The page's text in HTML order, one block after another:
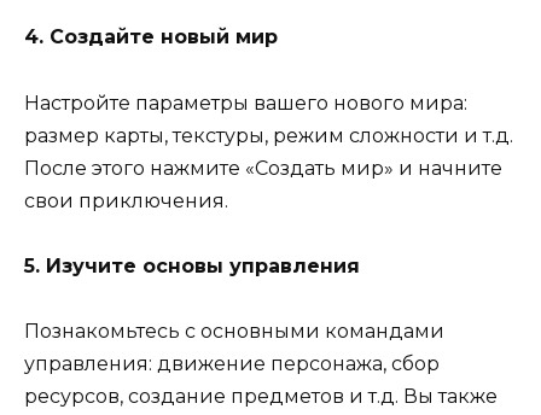
4. Создайте новый мир
Настройте параметры вашего нового мира:
размер карты, текстуры, режим сложности и т.д.
После этого нажмите «Создать мир» и начните
свои приключения.
5. Изучите основы управления
Познакомьтесь с основными командами
управления: движение персонажа, сбор
ресурсов, создание предметов и т.д. Вы также